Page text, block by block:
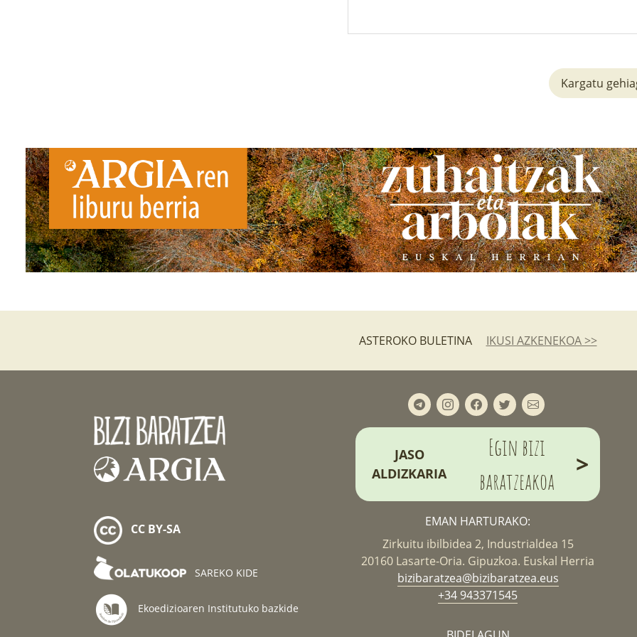
Kargatu
ASTEROKO BULETINA IKUSI AZKENEKOA >>
CC BY-SA
SAREKO KIDE
Ekoedizioaren Institutuko bazkide
JASO
ALDIZKARIA
Egin bizi
baratzeakoa
>
EMAN HARTURAKO:
Zirkuitu ibilbidea 2, Industrialdea 15
20160 Lasarte-Oria. Gipuzkoa. Euskal Herria
bizibaratzea@bizibaratzea.eus
+34 943371545